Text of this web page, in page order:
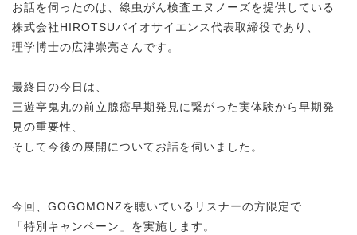
お話を伺ったのは、線虫がん検査エヌノーズを提供している
株式会社HIROTSUバイオサイエンス代表取締役であり、
理学博士の広津崇亮さんです。
最終日の今日は、
三遊亭鬼丸の前立腺癌早期発見に繋がった実体験から早期発
見の重要性、
そして今後の展開についてお話を伺いました。
今回、GOGOMONZを聴いているリスナーの方限定で
「特別キャンペーン」を実施します。